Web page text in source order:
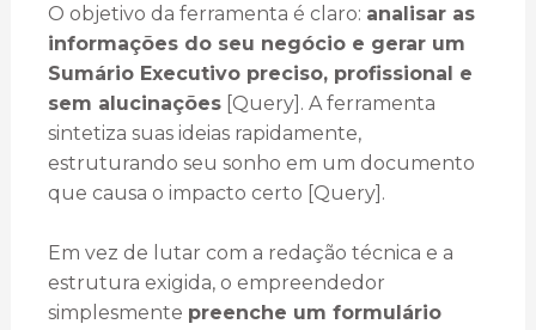
O objetivo da ferramenta é claro: analisar as
informações do seu negócio e gerar um
Sumário Executivo preciso, profissional e
sem alucinações[Query]. A ferramenta
sintetiza suas ideias rapidamente,
estruturando seu sonho em um documento
que causa o impacto certo [Query].
Em vez de lutar com a redação técnica e a
estrutura exigida, o empreendedor
simplesmente preenche um formulário